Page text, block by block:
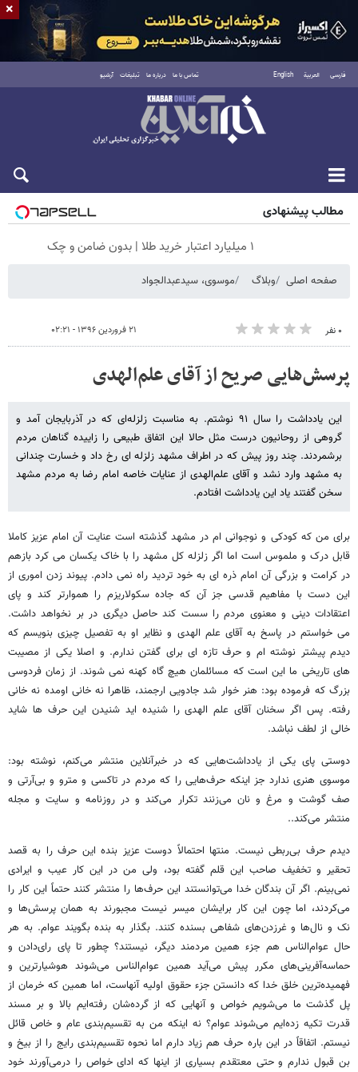
فارسی العربية English تماس با ما درباره ما تبلیغات آرشیو
شنبه ۱۷ مرداد ۱۴۰۵
مطالب پیشنهادی
۱ میلیارد اعتبار خرید طلا | بدون ضامن و چک
صفحه اصلی وبلاگ موسوی، سیدعبدالجواد
۰ نفر ۲۱ فروردین ۱۳۹۶ - ۰۲:۲۱
پرسش‌هایی صریح از آقای علم‌الهدی
این یادداشت را سال ۹۱ نوشتم. به مناسبت زلزله‌ای که در آذربایجان آمد و
گروهی از روحانیون درست مثل حالا این اتفاق طبیعی را زاییده گناهان مردم
برشمردند. چند روز پیش که در اطراف مشهد زلزله ای رخ داد و خسارت چندانی
به مشهد وارد نشد و آقای علم‌الهدی از عنایات خاصه امام رضا به مردم مشهد
سخن گفتند یاد این یادداشت افتادم.
برای من که کودکی و نوجوانی ام در مشهد گذشته است عنایت آن امام عزیز کاملا
قابل درک و ملموس است اما اگر زلزله کل مشهد را با خاک یکسان می کرد بازهم
در کرامت و بزرگی آن امام ذره ای به خود تردید راه نمی دادم. پیوند زدن اموری از
این دست با مفاهیم قدسی جز آن که جاده سکولاریزم را هموارتر کند و پای
اعتقادات دینی و معنوی مردم را سست کند حاصل دیگری در بر نخواهد داشت.
می خواستم در پاسخ به آقای علم الهدی و نظایر او به تفصیل چیزی بنویسم که
دیدم پیشتر نوشته ام و حرف تازه ای برای گفتن ندارم. و اصلا یکی از مصیبت
های تاریخی ما این است که مسائلمان هیچ گاه کهنه نمی شوند. از زمان فردوسی
بزرگ که فرموده بود: هنر خوار شد جادویی ارجمند، ظاهرا نه خانی اومده نه خانی
رفته. پس اگر سخنان آقای علم الهدی را شنیده اید شنیدن این حرف ها شاید
خالی از لطف نباشد.
دوستی پای یکی از یادداشت‌هایی که در خبرآنلاین منتشر می‌کنم، نوشته بود:
موسوی هنری ندارد جز اینکه حرف‌هایی را که مردم در تاکسی و مترو و بی‌آر‌تی و
صف گوشت و مرغ و نان می‌زنند تکرار می‌کند و در روزنامه و سایت و مجله
منتشر می‌کند..
دیدم حرف بی‌ربطی نیست. منتها احتمالاً دوست عزیز بنده این حرف را به قصد
تحقیر و تخفیف صاحب این قلم گفته بود، ولی من در این کار عیب و ایرادی
نمی‌بینم. اگر آن بندگان خدا می‌توانستند این حرف‌ها را منتشر کنند حتماً این کار را
می‌کردند، اما چون این کار برایشان میسر نیست مجبورند به همان پرسش‌ها و
نک و نال‌ها و غرزدن‌های شفاهی بسنده کنند. بگذار به بنده بگویند عوام. به هر
حال عوام‌الناس هم جزء همین مردمند دیگر، نیستند؟ چطور تا پای رای‌دادن و
حماسه‌آفرینی‌های مکرر پیش می‌آید همین عوام‌الناس می‌شوند هوشیارترین و
فهمیده‌ترین خلق خدا که دانستن جزء حقوق اولیه آنهاست، اما همین که خرمان از
پل گذشت ما می‌شویم خواص و آنهایی که از گرده‌شان رفته‌ایم بالا و بر مسند
قدرت تکیه زده‌ایم می‌شوند عوام؟ نه اینکه من به تقسیم‌بندی عام و خاص قائل
نیستم. اتفاقاً در این باره حرف هم زیاد دارم اما نحوه تقسیم‌بندی رایج را از بیخ و
بن قبول ندارم و حتی معتقدم بسیاری از اینها که ادای خواص را درمی‌آورند خود
×